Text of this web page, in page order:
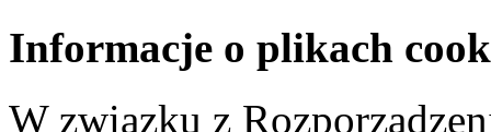
Informacje o plikach
W związku z